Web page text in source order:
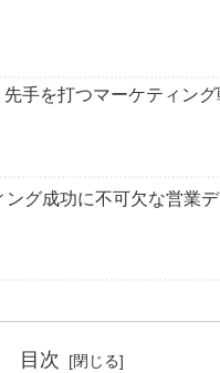
先手を打つマーケティン
グ成功に不可欠な営業
目次